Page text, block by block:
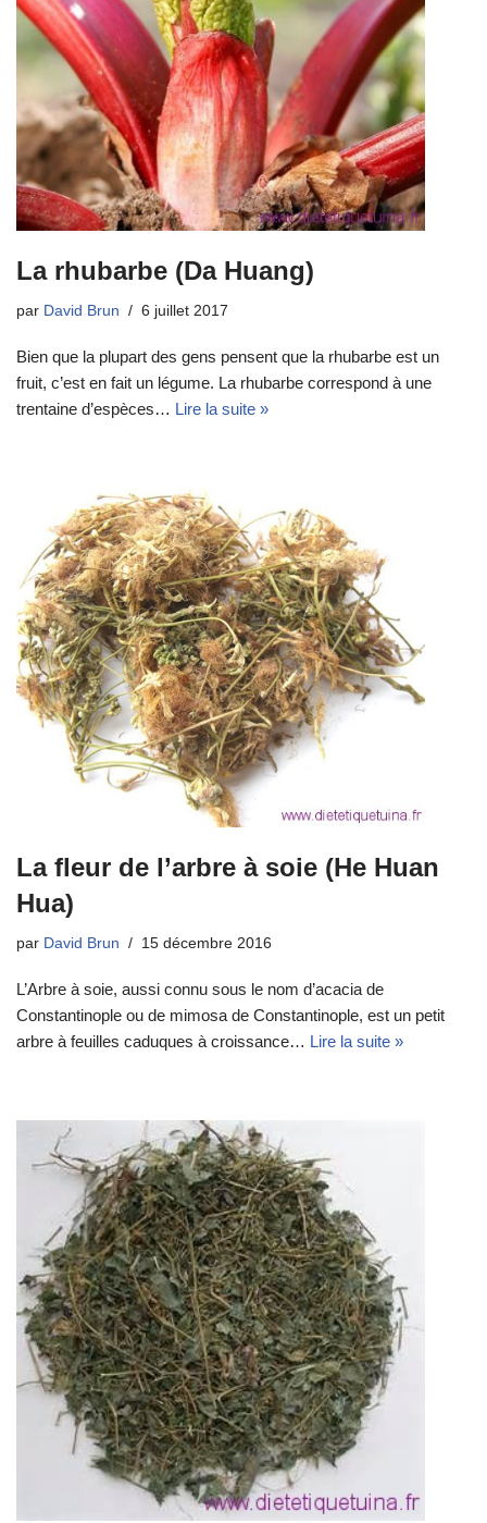
La rhubarbe (Da Huang)
par David Brun 6 juillet 2017
Bien que la plupart des gens pensent que la rhubarbe est un
fruit, c’est en fait un légume. La rhubarbe correspond à une
trentaine d’espèces… Lire la suite »
La fleur de l’arbre à soie (He Huan
Hua)
par David Brun 15 décembre 2016
L’Arbre à soie, aussi connu sous le nom d’acacia de
Constantinople ou de mimosa de Constantinople, est un petit
arbre à feuilles caduques à croissance… Lire la suite »